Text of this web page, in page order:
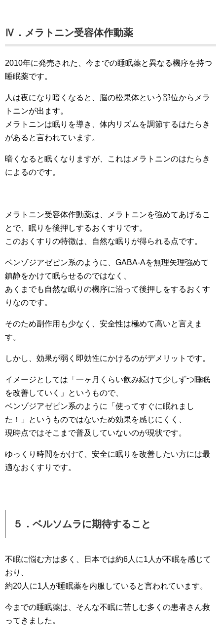
Ⅳ．メラトニン受容体作動薬
2010年に発売された、今までの睡眠薬と異なる機序を持つ
睡眠薬です。
人は夜になり暗くなると、脳の松果体という部位からメラ
トニンが出ます。
メラトニンは眠りを導き、体内リズムを調節するはたらき
があると言われています。
暗くなると眠くなりますが、これはメラトニンのはたらき
によるのです。
メラトニン受容体作動薬は、メラトニンを強めてあげるこ
とで、眠りを後押しするおくすりです。
このおくすりの特徴は、自然な眠りが得られる点です。
ベンゾジアゼピン系のように、GABA-Aを無理矢理強めて
鎮静をかけて眠らせるのではなく、
あくまでも自然な眠りの機序に沿って後押しをするおくす
りなのです。
そのため副作用も少なく、安全性は極めて高いと言えま
す。
しかし、効果が弱く即効性にかけるのがデメリットです。
イメージとしては「一ヶ月くらい飲み続けて少しずつ睡眠
を改善していく」というもので、
ベンゾジアゼピン系のように「使ってすぐに眠れまし
た！」というものではないため効果を感じにくく、
現時点ではそこまで普及していないのが現状です。
ゆっくり時間をかけて、安全に眠りを改善したい方には最
適なおくすりです。
５．ベルソムラに期待すること
不眠に悩む方は多く、日本では約6人に1人が不眠を感じて
おり、
約20人に1人が睡眠薬を内服していると言われています。
今までの睡眠薬は、そんな不眠に苦しむ多くの患者さん救
ってきました。